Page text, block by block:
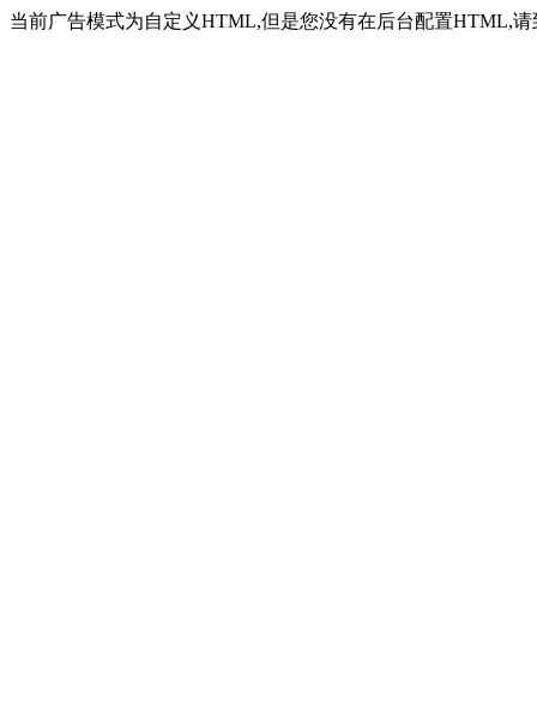
当前广告模式为自定义HTML,但是您没有在后台配置HTML,